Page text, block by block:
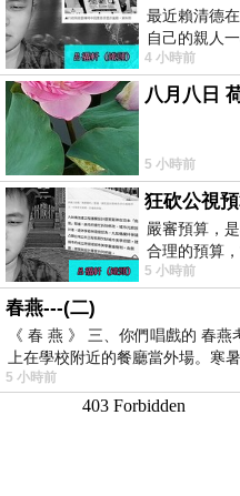
最近賴清德
自己的親人
民如親，說
4 小時前
八月八日
5 小時前
狂砍公視
嚴審預算，
合理的預算
要編列公視
5 小時前
春燕---(二)
《 春 燕 》 三、你們唱戲的 春
上在學校附近的餐廳當外場。寒
5 小時前